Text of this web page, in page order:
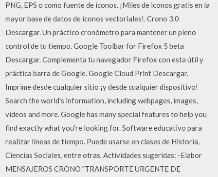
PNG, EPS o como fuente de iconos. ¡Miles de iconos gratis en la
mayor base de datos de iconos vectoriales!. Crono 3.0
Descargar. Un práctico cronómetro para mantener un pleno
control de tu tiempo. Google Toolbar for Firefox 5 beta
Descargar. Complementa tu navegador Firefox con esta útil y
práctica barra de Google. Google Cloud Print Descargar.
Imprime desde cualquier sitio ¡y desde cualquier dispositivo!
Search the world's information, including webpages, images,
videos and more. Google has many special features to help you
find exactly what you're looking for. Software educativo para
realizar líneas de tiempo. Puede usarse en clases de Historia,
Ciencias Sociales, entre otras. Actividades sugeridas: -Elabor
MENSAJEROS CRONO "TRANSPORTE URGENTE DE